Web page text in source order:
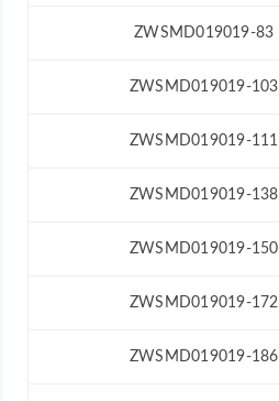
ZWSMD019019-83
ZWSMD019019-103
ZWSMD019019-111
ZWSMD019019-138
ZWSMD019019-150
ZWSMD019019-172
ZWSMD019019-186